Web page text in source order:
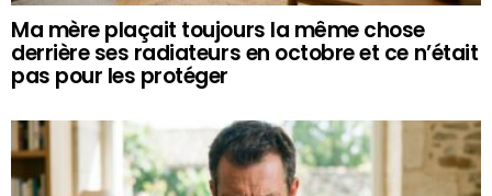
Ma mère plaçait toujours la même chose
derrière ses radiateurs en octobre et ce n’était
pas pour les protéger